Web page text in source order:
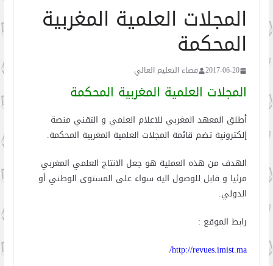
المجلات العلمية المغربية
المحكمة
2017-06-20 فضاء التعليم العالي
المجلات العلمية المغربية المحكمة
أطلق المعهد المغربي للاعلام العلمي و التقني منصة
إلكترونية تضم قائمة المجلات العلمية المغربية المحكمة.
الهدف من هذه العملية هو جعل الانتاج العلمي المغربي
مرئيا و قابل للوصول اليه سواء على المستوى الوطني أو
الدولي.
رابط الموقع :
http://revues.imist.ma/